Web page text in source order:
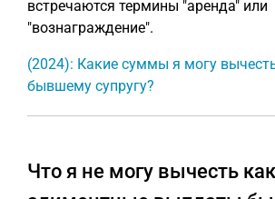
встречаются термины "аренда" или
"вознаграждение".
(2024): Какие суммы я могу
бывшему супругу?
Что я не могу вычесть как